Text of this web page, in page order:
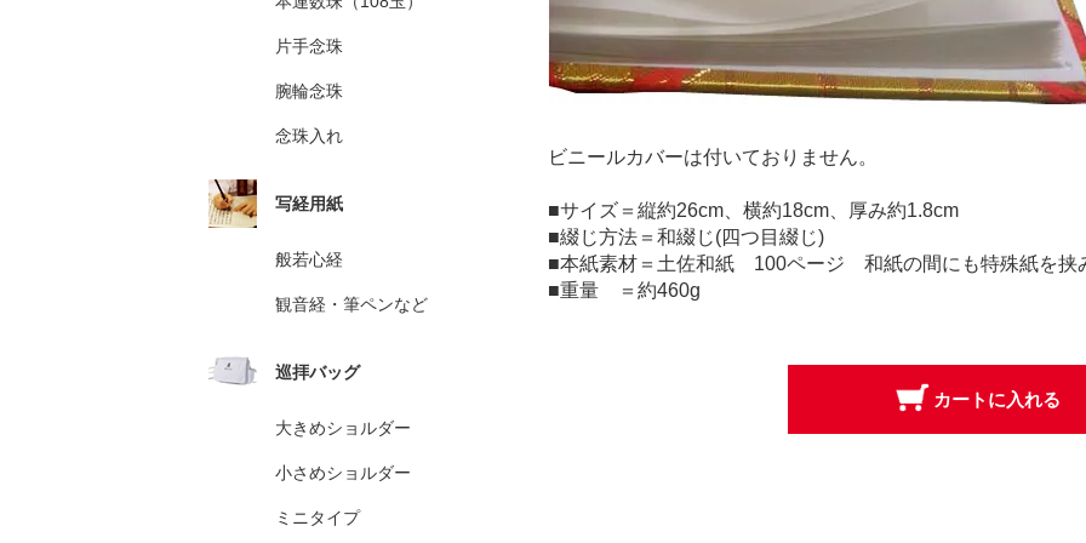
ビニールカバーは付いておりません。
■サイズ＝縦約26cm、横約18cm、厚み約1.8cm
■綴じ方法＝和綴じ(四つ目綴じ)
■本紙素材＝土佐和紙 100ページ 和紙の間にも特殊紙を挟
■重量 ＝約460g
片手念珠
腕輪念珠
念珠入れ
写経用紙
般若心経
観音経・筆ペンなど
巡拝バッグ
大きめショルダー
小さめショルダー
ミニタイプ